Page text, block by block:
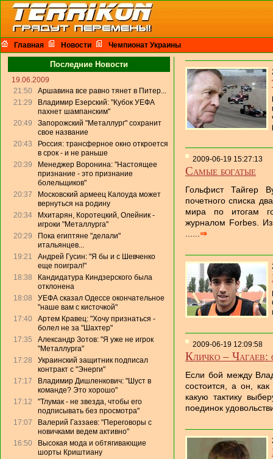
Главная Новости Чемпионат Украины
Последние Новости
19.06.2009
21:50
Аршавина все равно тянет в Питер...
21:29
Владимир Езерский: "Кубок УЕФА
пахнет шампанским"
20:49
Запорожский "Металлург" сохранит
свое название
20:43
Россия: трансферное окно откроется
в срок - и не раньше
20:39
Менеджер Воронина: "Настоящее
признание - это признание
болельщиков"
20:37
Московский армеец Калоуда может
вернуться на родину
20:34
Мхитарян, Коротецкий, Олейник -
игроки "Металлурга"
20:29
Пока египтяне "делали"
итальянцев...
19:21
Андрей Гусин: "Я бы и с Шевченко
еще поиграл!"
18:38
Кандидатура Киндзерского была
отклонена
18:08
УЕФА сказал Одессе окончательное
"наше вам с кисточкой"
17:40
Артем Кравец: "Хочу признаться -
болел не за "Шахтер"
17:35
Александр Зотов: "Я уже не игрок
"Металлурга"
17:28
Украинский защитник подписал
контракт с "Энерги"
17:17
Владимир Дишленкович: "Шуст в
команде? Это хорошо"
17:12
"Тлумак - не звезда, чтобы его
подписывать без просмотра"
17:07
Валерий Газзаев: "Переговоры с
новичками ведем активно"
16:50
Высокая мода и обтягивающие
шорты Криштиану
2009-06-19 15:27:13
Самые богатые
Гольфист Тайгер
почетного списка
мира по итогам
журналом Forbes.
⇒
2009-06-19 12:09:58
Кличко – Чагаев:
Если бой между
состоится, а он,
какую тактику
поединок